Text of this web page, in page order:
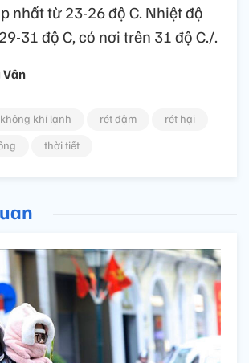
nhất từ 23-26 độ C. Nhiệt độ
31 độ C, có nơi trên 31 độ C./.
Vân
không khí lạnh rét đậm
rét hại
thời tiết